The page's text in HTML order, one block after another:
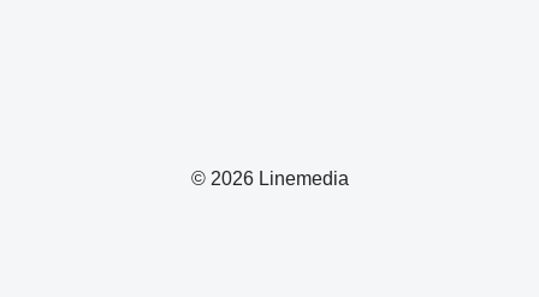
© 2026 Linemedia